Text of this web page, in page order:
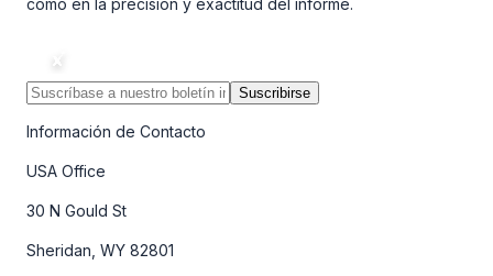
como en la precisión y exactitud del informe.
Suscribirse
Información de Contacto
USA Office
30 N Gould St
Sheridan, WY 82801